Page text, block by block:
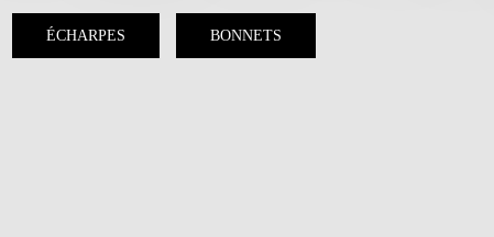
ÉCHARPES BONNETS